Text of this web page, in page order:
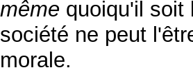
même quoiqu'il soit
société ne peut
morale.